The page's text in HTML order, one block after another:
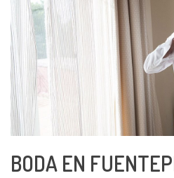
BODA EN